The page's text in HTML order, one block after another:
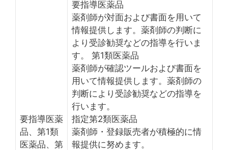
要指導医薬
品、第1類
医薬品、第
要指導医薬品
薬剤師が対面および書面を用いて
情報提供します。薬剤師の判断に
より受診勧奨などの指導を行いま
す。 第1類医薬品
薬剤師が確認ツールおよび書面を
用いて情報提供します。薬剤師の
判断により受診勧奨などの指導を
行います。
指定第2類医薬品
薬剤師・登録販売者が積極的に情
報提供に努めます。